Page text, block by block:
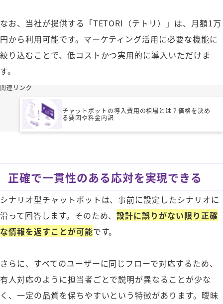
なお、当社が提供する「TETORI（テトリ）」は、月額1万
円から利用可能です。マーケティング活用に必要な機能に
絞り込むことで、低コストかつ実用的に導入いただけま
す。
関連リンク
チャットボットの導入費用の相場とは？価格を決め
る要因や料金内訳
正確で一貫性のある応対を実現できる
シナリオ型チャットボットは、事前に設定したシナリオに
沿って回答します。そのため、設計に誤りがない限り正確
な情報を返すことが可能です。
さらに、すべてのユーザーに同じフローで対応するため、
有人対応のように担当者ごとで説明が異なることが少な
く、一定の品質を保ちやすいという特徴があります。曖昧